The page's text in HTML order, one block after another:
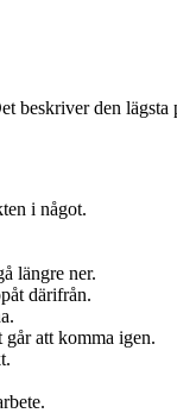
beskriver den
i något.
längre ner.
därifrån.
att komma igen.